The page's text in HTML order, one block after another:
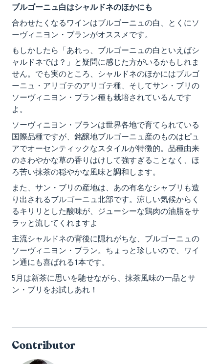
ブルゴーニュ白はシャルドネのほかにも
合わせたくなるワインはブルゴーニュの白、とくにソ
ーヴィニヨン・ブランがオススメです。
もしかしたら「あれっ、ブルゴーニュの白といえばシ
ャルドネでは？」と疑問に感じた方がいるかもしれま
せん。でも実のところ、シャルドネのほかにはブルゴ
ーニュ・アリゴテのアリゴテ種、そしてサン・ブリの
ソーヴィニヨン・ブラン種も栽培されているんです
よ。
ソーヴィニヨン・ブランは世界各地で育てられている
国際品種ですが、銘醸地ブルゴーニュ産のものはピュ
アでオーセンティックなスタイルが特徴的。品種由来
のさわやかな草の香りはけして強すぎることなく、ほ
ろ苦い抹茶の穏やかな風味と調和します。
また、サン・ブリの産地は、あの有名なシャブリも造
り出されるブルゴーニュ北部です。涼しい気候からく
るキリリとした酸味が、ジューシーな鶏肉の油脂をサ
ラッと流してくれますよ
主流シャルドネの背後に隠れがちな、ブルゴーニュの
ソーヴィニヨン・ブラン。ちょっと珍しいので、ワイ
ン通にも喜ばれる1本です。
5月は新茶に思いを馳せながら、抹茶風味の一品とサ
ン・ブリをお試しあれ！
Contributor